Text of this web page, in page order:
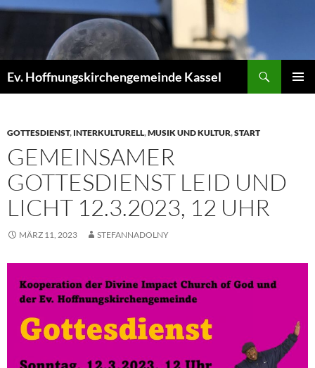
Zum
Ev. Hoffnungskirchengemeinde Kassel
GOTTESDIENST, INTERKULTURELL,MUSIK UND KULTUR,START
GEMEINSAMER
GOTTESDIENST LEID UND
LICHT 12.3.2023, 12 UHR
MÄRZ 11, 2023 STEFANNADOLNY